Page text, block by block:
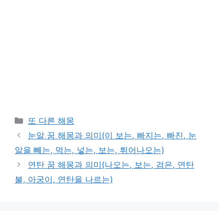
Categories
또 다른 해몽
눈알 꿈 해몽과 의미(이 보는, 빠지는, 빠진, 눈
알을 빼는, 먹는, 넣는, 보는, 튀어나오는)
연탄 꿈 해몽과 의미(나오는, 보는, 검은, 연탄
불, 아궁이, 연탄을 나르는)